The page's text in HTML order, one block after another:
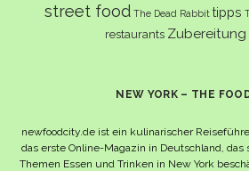
street food The Dead Rabbit tipps
restaurants Zubereitung
NEW YORK – THE
newfoodcity.de ist ein kulinarischer
das erste Online-Magazin in Deutschland,
Themen Essen und Trinken in New York